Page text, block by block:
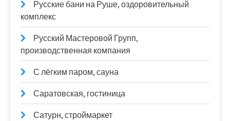
Русские бани на Руше, оздоровительный
комплекс
Русский Мастеровой Групп,
производственная компания
С лёгким паром, сауна
Саратовская, гостиница
Сатурн, строймаркет